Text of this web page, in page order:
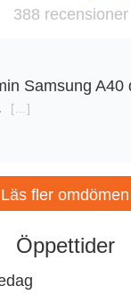
388 recensioner
Samsung A40
...
Läs fler omdömen
Öppettider